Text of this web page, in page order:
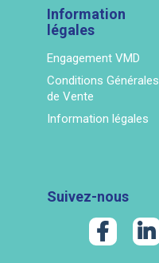
Information
légales
Engagement VMD
Conditions Générales
de Vente
Information légales
Suivez-nous